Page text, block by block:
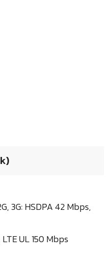
3G: HSDPA 42 Mbps,
UL 150 Mbps